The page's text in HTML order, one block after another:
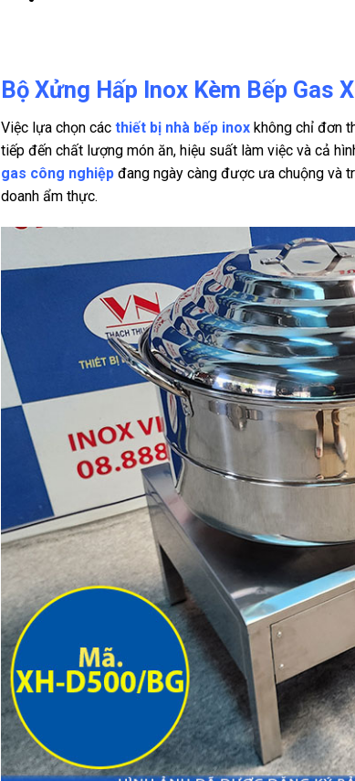
Bộ Xửng Hấp Inox Kèm Bếp Gas
Việc lựa chọn cácthiết bị nhà bếp inox không chỉ đơn
tiếp đến chất lượng món ăn, hiệu suất làm việc và cả
gas công nghiệp đang ngày càng được ưa chuộng và
doanh ẩm thực.